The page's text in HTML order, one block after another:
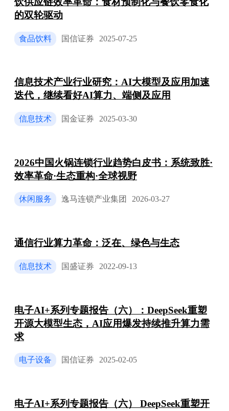
的双轮驱动
食品饮料 国信证券 2025-07-25
信息技术产业行业研究：AI大模型及应用加速
迭代，继续看好AI算力、端侧及应用
信息技术 国金证券 2025-03-30
2026中国火锅连锁行业趋势白皮书：系统致胜·
效率革命·生态重构·全球视野
休闲服务 逸马连锁产业集团 2026-03-27
通信行业算力革命：泛在、绿色与生态
信息技术 国盛证券 2022-09-13
电子AI+系列专题报告（六）：DeepSeek重塑
开源大模型生态，AI应用爆发持续推升算力需
求
电子设备 国信证券 2025-02-05
电子AI+系列专题报告（六） DeepSeek重塑开